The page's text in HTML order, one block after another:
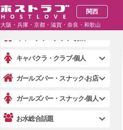
関西
大阪・兵庫・京都・滋賀・奈良・和歌山
ホスト総合話題
キャバクラ・クラブ-個人
ガールズバー・スナック-お店
ガールズバー・スナック-個人
お水総合話題